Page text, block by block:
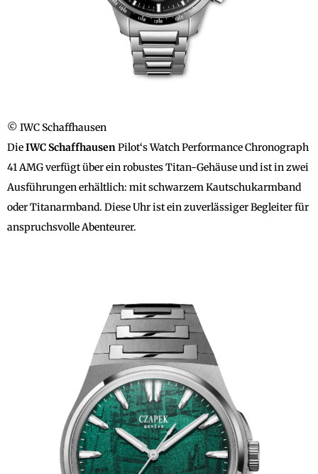
© IWC Schaffhausen
DieIWC Schaffhausen Pilot‘s Watch Performance Chronograph
41 AMG verfügt über ein robustes Titan-Gehäuse und ist in zwei
Ausführungen erhältlich: mit schwarzem Kautschukarmband
oder Titanarmband. Diese Uhr ist ein zuverlässiger Begleiter für
anspruchsvolle Abenteurer.